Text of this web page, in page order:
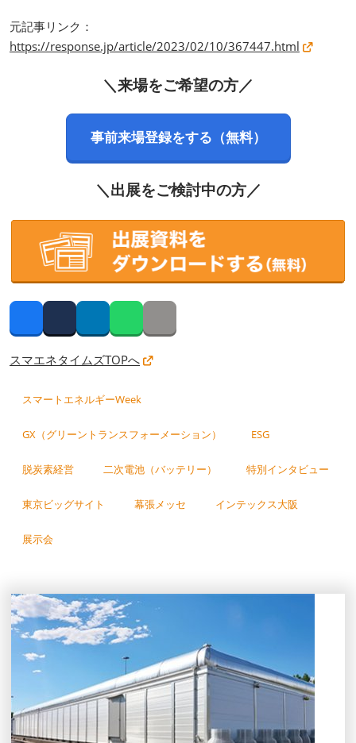
元記事リンク：
https://response.jp/article/2023/02/10/367447.html
＼来場をご希望の方／
事前来場登録をする（無料）
＼出展をご検討中の方／
FacebookTwitter LinkedInWhatsappCopy link
スマエネタイムズTOPへ
スマートエネルギーWeek
GX（グリーントランスフォーメーション） ESG
脱炭素経営 二次電池（バッテリー） 特別インタビュー
東京ビッグサイト 幕張メッセ インテックス大阪
展示会